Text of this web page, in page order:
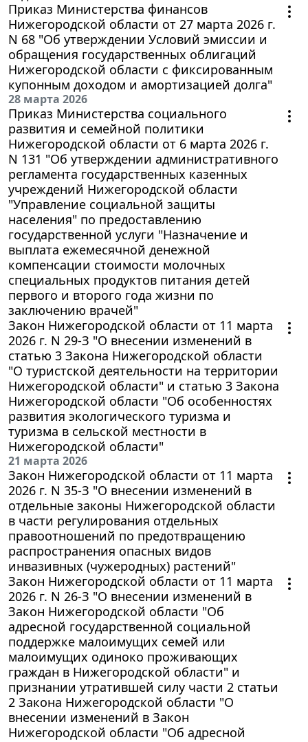
Приказ Министерства финансов
Нижегородской области от 27 марта 2026 г.
N 68 "Об утверждении Условий эмиссии и
обращения государственных облигаций
Нижегородской области с фиксированным
купонным доходом и амортизацией долга"
28 марта 2026
Приказ Министерства социального
развития и семейной политики
Нижегородской области от 6 марта 2026 г.
N 131 "Об утверждении административного
регламента государственных казенных
учреждений Нижегородской области
"Управление социальной защиты
населения" по предоставлению
государственной услуги "Назначение и
выплата ежемесячной денежной
компенсации стоимости молочных
специальных продуктов питания детей
первого и второго года жизни по
заключению врачей"
Закон Нижегородской области от 11 марта
2026 г. N 29-З "О внесении изменений в
статью 3 Закона Нижегородской области
"О туристской деятельности на территории
Нижегородской области" и статью 3 Закона
Нижегородской области "Об особенностях
развития экологического туризма и
туризма в сельской местности в
Нижегородской области"
21 марта 2026
Закон Нижегородской области от 11 марта
2026 г. N 35-З "О внесении изменений в
отдельные законы Нижегородской области
в части регулирования отдельных
правоотношений по предотвращению
распространения опасных видов
инвазивных (чужеродных) растений"
Закон Нижегородской области от 11 марта
2026 г. N 26-З "О внесении изменений в
Закон Нижегородской области "Об
адресной государственной социальной
поддержке малоимущих семей или
малоимущих одиноко проживающих
граждан в Нижегородской области" и
признании утратившей силу части 2 статьи
2 Закона Нижегородской области "О
внесении изменений в Закон
Нижегородской области "Об адресной